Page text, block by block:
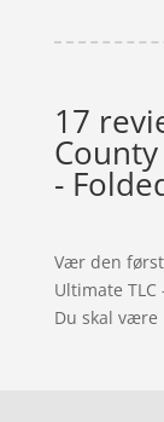
17
-
Vær den
Ultimate TLC
Du skal være